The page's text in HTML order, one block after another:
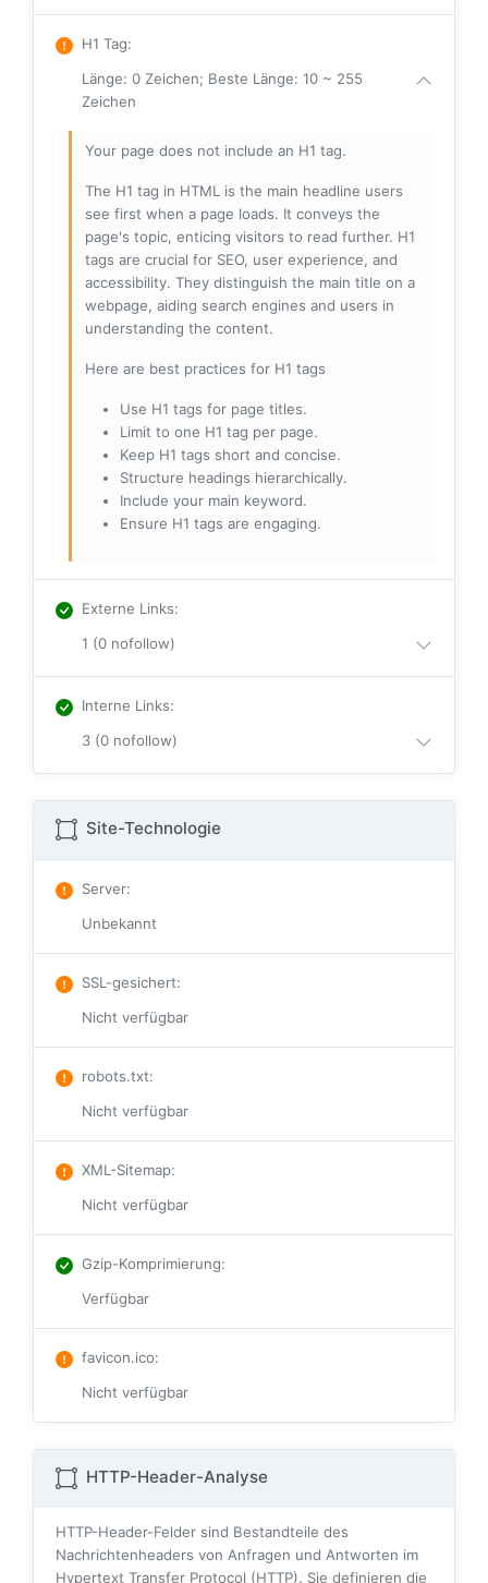
H1 Tag:
Länge: 0 Zeichen; Beste Länge: 10 ~ 255
Zeichen
Your page does not include an H1 tag.
The H1 tag in HTML is the main headline users
see first when a page loads. It conveys the
page's topic, enticing visitors to read further. H1
tags are crucial for SEO, user experience, and
accessibility. They distinguish the main title on a
webpage, aiding search engines and users in
understanding the content.
Here are best practices for H1 tags
Use H1 tags for page titles.
Limit to one H1 tag per page.
Keep H1 tags short and concise.
Structure headings hierarchically.
Include your main keyword.
Ensure H1 tags are engaging.
Externe Links:
1 (0 nofollow)
Interne Links:
3 (0 nofollow)
Site-Technologie
Server:
Unbekannt
SSL-gesichert:
Nicht verfügbar
robots.txt:
Nicht verfügbar
XML-Sitemap:
Nicht verfügbar
Gzip-Komprimierung:
Verfügbar
favicon.ico:
Nicht verfügbar
HTTP-Header-Analyse
HTTP-Header-Felder sind Bestandteile des
Nachrichtenheaders von Anfragen und Antworten im
Hypertext Transfer Protocol (HTTP). Sie definieren die